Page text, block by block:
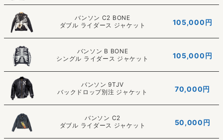
バンソン C2 BONE
ダブル ライダース ジャケット
105,000 円
バンソン B BONE
シングル ライダース ジャケット
105,000 円
バンソン 9TJV
バックドロップ別注 ジャケット
70,000円
バンソン C2
ダブル ライダース ジャケット
50,000円